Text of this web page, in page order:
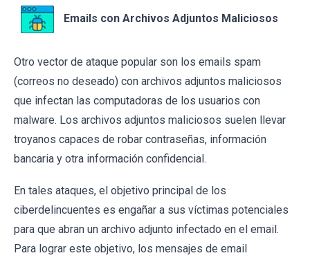
Emails con Archivos Adjuntos Maliciosos
Otro vector de ataque popular son los emails spam
(correos no deseado) con archivos adjuntos maliciosos
que infectan las computadoras de los usuarios con
malware. Los archivos adjuntos maliciosos suelen llevar
troyanos capaces de robar contraseñas, información
bancaria y otra información confidencial.
En tales ataques, el objetivo principal de los
ciberdelincuentes es engañar a sus víctimas potenciales
para que abran un archivo adjunto infectado en el email.
Para lograr este objetivo, los mensajes de email